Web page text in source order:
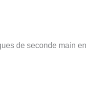
de seconde main en